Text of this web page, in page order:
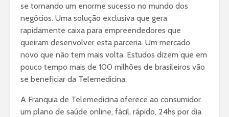
se tornando um enorme sucesso no mundo dos
negócios. Uma solução exclusiva que gera
rapidamente caixa para empreendedores que
queiram desenvolver esta parceria. Um mercado
novo que não tem mais volta. Estudos dizem que em
pouco tempo mais de 100 milhões de brasileiros vão
se beneficiar da Telemedicina.
A Franquia de Telemedicina oferece ao consumidor
um plano de saúde online, fácil, rápido, 24hs por dia